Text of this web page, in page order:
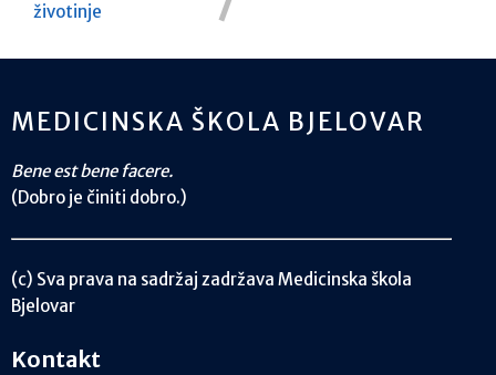
životinje
MEDICINSKA ŠKOLA BJELOVAR
Bene est bene facere.
(Dobro je činiti dobro.)
(c) Sva prava na sadržaj zadržava Medicinska škola
Bjelovar
Kontakt